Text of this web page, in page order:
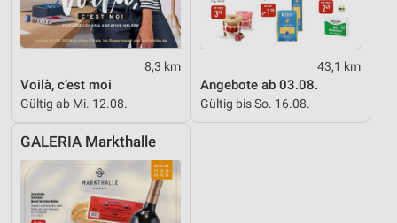
8,3 km
Voilà, c’est moi
Gültig ab Mi. 12.08.
43,1 km
Angebote ab 03.08.
Gültig bis So. 16.08.
GALERIA Markthalle